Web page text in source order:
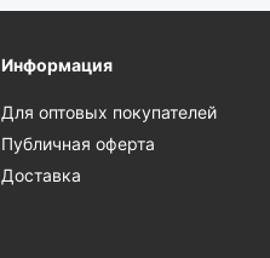
Информация
Для оптовых покупателей
Публичная оферта
Доставка